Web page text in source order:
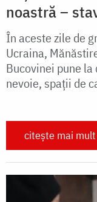
noastră –
În aceste zile de
Ucraina,
Bucovinei pune
nevoie, spații de
citește mai mult